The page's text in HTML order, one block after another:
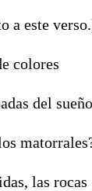
a este
colores
del
las rocas